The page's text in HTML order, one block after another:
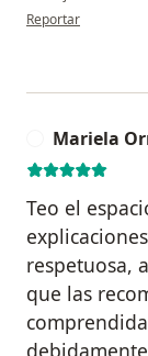
en opinión del
Reportar
Mariela
Teo el
respetuosa,
que las